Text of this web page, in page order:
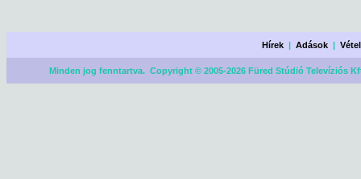
Hírek |Adások |
Minden jog fenntartva. Copyright © 2005-2026 Füred Stúdió Televíziós